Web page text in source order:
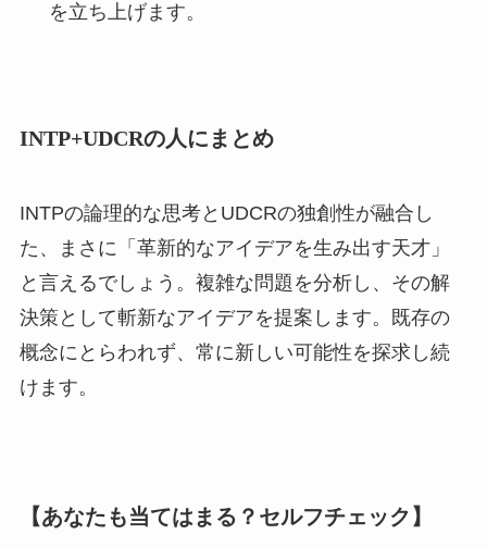
を立ち上げます。
INTP+UDCRの人にまとめ
INTPの論理的な思考とUDCRの独創性が融合し
た、まさに「革新的なアイデアを生み出す天才」
と言えるでしょう。複雑な問題を分析し、その解
決策として斬新なアイデアを提案します。既存の
概念にとらわれず、常に新しい可能性を探求し続
けます。
【あなたも当てはまる？セルフチェック】